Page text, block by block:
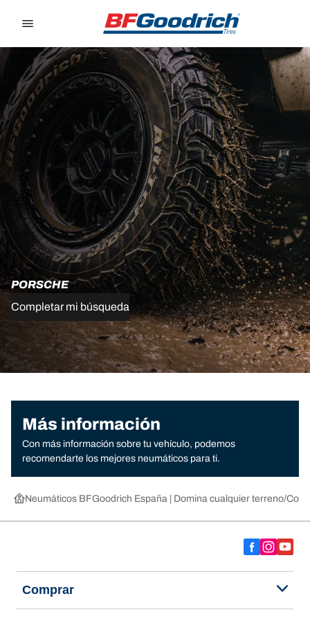
PORSCHE
Completar mi búsqueda
Más información
Con más información sobre tu vehículo, podemos
recomendarte los mejores neumáticos para ti.
Neumáticos BFGoodrich España | Domina cualquier terreno
Comprar